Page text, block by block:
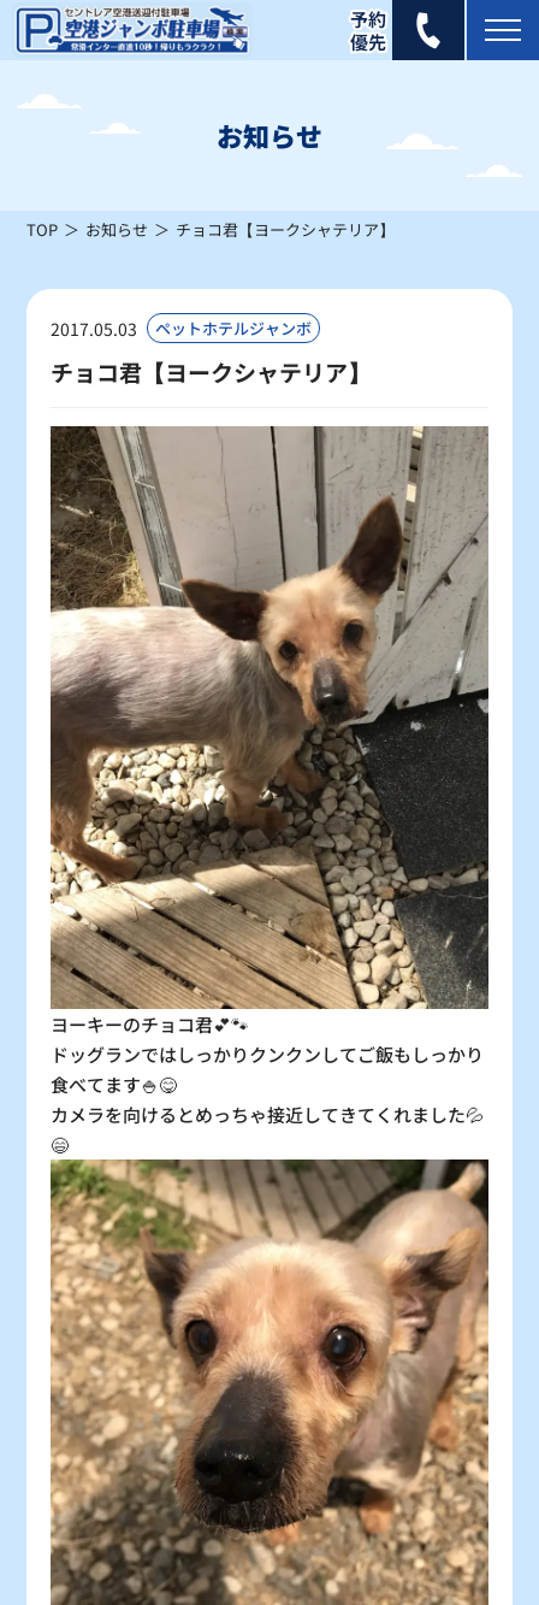
2026年 8月
日
1
×
2 3 4 5 6 7
△
10
△
11
×
12
×
13
×
△ △ 〇 〇 〇 〇 〇
23
〇
24
〇 〇
27
〇
28
〇
29
〇
30
〇
31
〇
：シーズン料金 〇 ：空車
：残り僅か ×：満車
お知らせ
TOP お知らせ チョコ君【ヨークシャテリア】
2017.05.03 ペットホテルジャンボ
チョコ君【ヨークシャテリア】
ヨーキーのチョコ君💕🐾
ドッグランではしっかりクンクンしてご飯もしっかり
食べてます🍚😋
カメラを向けるとめっちゃ接近してきてくれました💦
😄